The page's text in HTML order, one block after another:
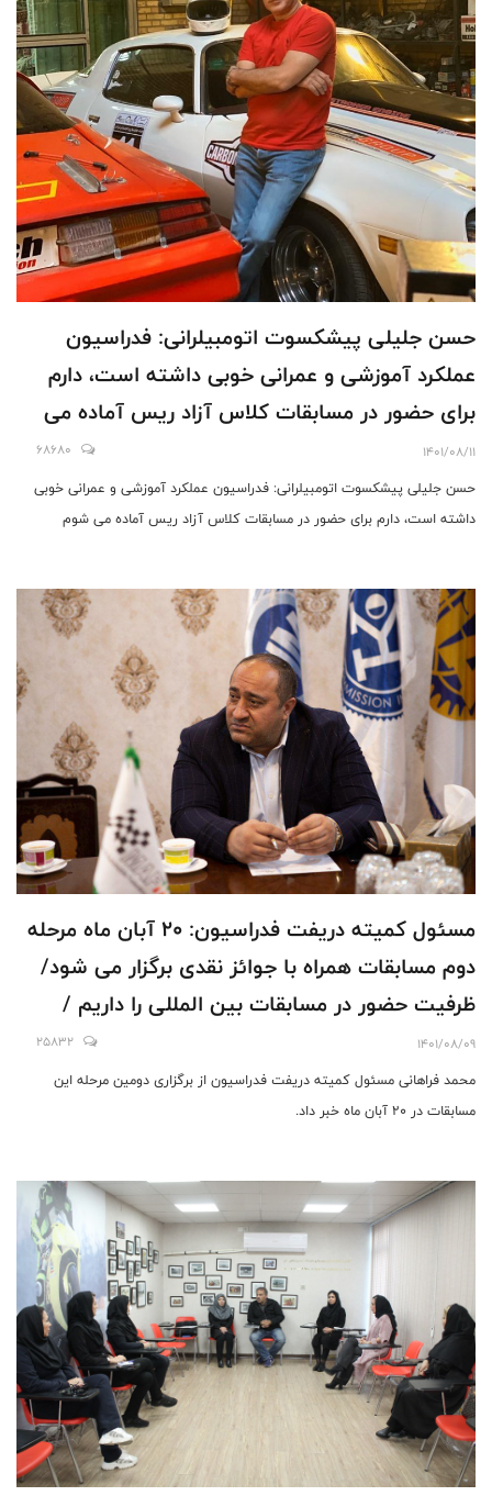
حسن جلیلی پیشکسوت اتومبیلرانی: فدراسیون
عملکرد آموزشی و عمرانی خوبی داشته است، دارم
برای حضور در مسابقات کلاس آزاد ریس آماده می
شوم
1401/08/11
68680
حسن جلیلی پیشکسوت اتومبیلرانی: فدراسیون عملکرد آموزشی و عمرانی خوبی
داشته است، دارم برای حضور در مسابقات کلاس آزاد ریس آماده می شوم
مسئول کمیته دریفت فدراسیون: 20 آبان ماه مرحله
دوم مسابقات همراه با جوائز نقدی برگزار می شود/
ظرفیت حضور در مسابقات بین المللی را داریم /
نفرات شرکت کننده دریفت تا پایان سال دو برابر می
شوند
1401/08/09
25832
محمد فراهانی مسئول کمیته دریفت فدراسیون از برگزاری دومین مرحله این
مسابقات در 20 آبان ماه خبر داد.